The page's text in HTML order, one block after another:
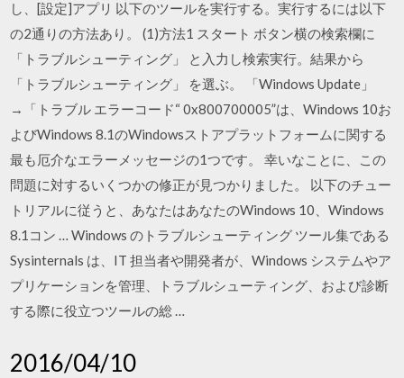
し、[設定]アプリ 以下のツールを実行する。実行するには以下
の2通りの方法あり。 (1)方法1 スタート ボタン横の検索欄に
「トラブルシューティング」 と入力し検索実行。結果から
「トラブルシューティング」 を選ぶ。 「Windows Update」
→「トラブル エラーコード“ 0x800700005”は、Windows 10お
よびWindows 8.1のWindowsストアプラットフォームに関する
最も厄介なエラーメッセージの1つです。 幸いなことに、この
問題に対するいくつかの修正が見つかりました。 以下のチュー
トリアルに従うと、あなたはあなたのWindows 10、Windows
8.1コン … Windows のトラブルシューティング ツール集である
Sysinternals は、IT 担当者や開発者が、Windows システムやア
プリケーションを管理、トラブルシューティング、および診断
する際に役立つツールの総 …
2016/04/10